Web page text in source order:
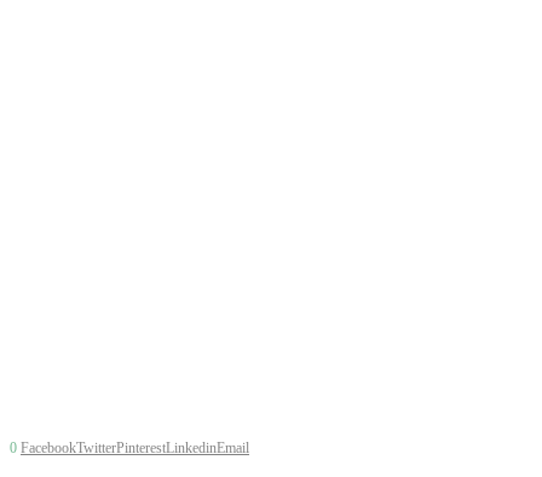
0 FacebookTwitterPinterestLinkedinEmail